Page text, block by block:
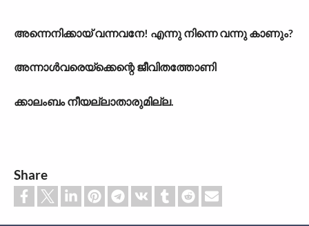
അന്നെനിക്കായ് വന്നവനേ! എന്നു നിന്നെ വന്നു കാണും?
അന്നാൾവരെയ്ക്കെന്റെ ജീവിതത്തോണി
ക്കാലംബം നീയല്ലാതാരുമില്ല.
Share